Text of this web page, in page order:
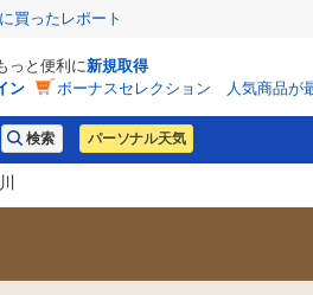
買ったレポート
っと便利に新規取得
ン
ボーナスセレクション 人気商品が
パーソナル天気